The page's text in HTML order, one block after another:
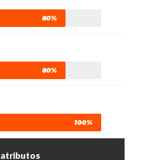
80%
80%
100%
atributos